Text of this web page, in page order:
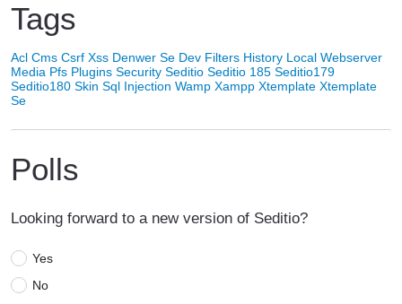
Tags
Acl Cms Csrf Xss Denwer Se Dev Filters History Local Webserver
Media Pfs Plugins Security Seditio Seditio 185 Seditio179
Seditio180 Skin Sql Injection Wamp Xampp Xtemplate Xtemplate
Se
Polls
Looking forward to a new version of Seditio?
Yes
No